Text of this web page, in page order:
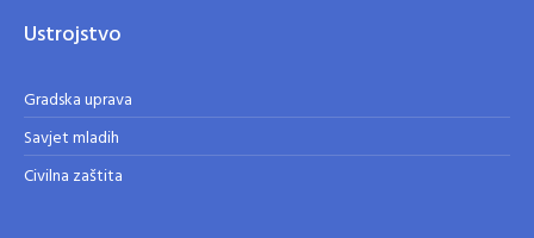
Ustrojstvo
Gradska uprava
Savjet mladih
Civilna zaštita